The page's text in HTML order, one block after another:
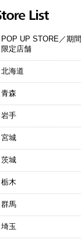
POP UP STORE／期間
限定店舗
北海道
青森
岩手
宮城
茨城
栃木
群馬
埼玉